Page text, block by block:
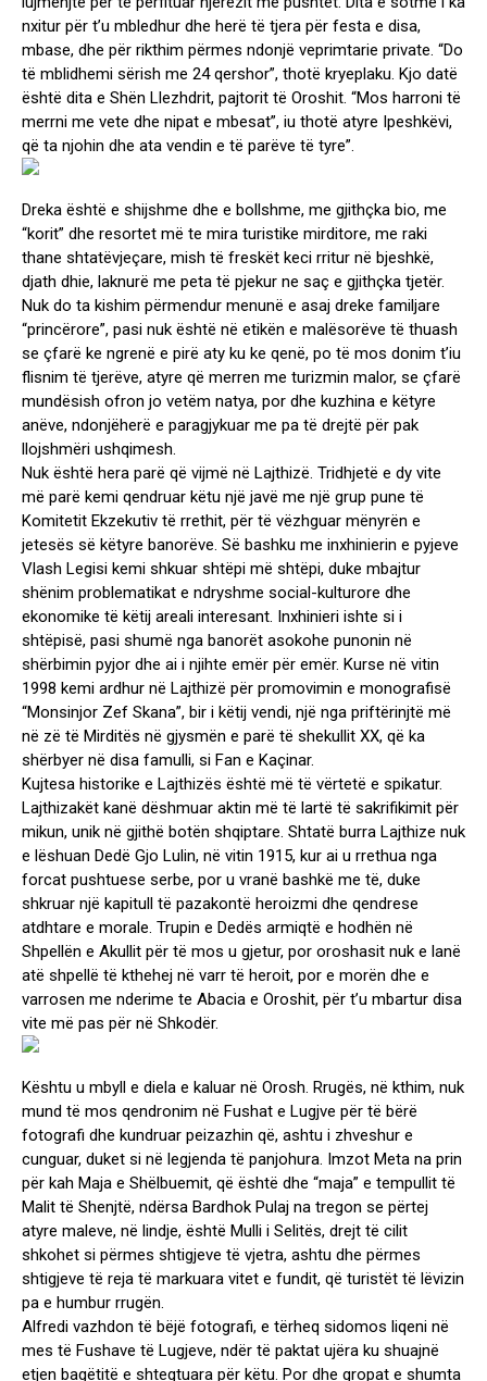
nxitur për t’u mbledhur dhe herë të tjera për festa e disa,
mbase, dhe për rikthim përmes ndonjë veprimtarie private. “Do
të mblidhemi sërish me 24 qershor”, thotë kryeplaku. Kjo datë
është dita e Shën Llezhdrit, pajtorit të Oroshit. “Mos harroni të
merrni me vete dhe nipat e mbesat”, iu thotë atyre Ipeshkëvi,
që ta njohin dhe ata vendin e të parëve të tyre”.
Dreka është e shijshme dhe e bollshme, me gjithçka bio, me
“korit” dhe resortet më te mira turistike mirditore, me raki
thane shtatëvjeçare, mish të freskët keci rritur në bjeshkë,
djath dhie, laknurë me peta të pjekur ne saç e gjithçka tjetër.
Nuk do ta kishim përmendur menunë e asaj dreke familjare
“princërore”, pasi nuk është në etikën e malësorëve të thuash
se çfarë ke ngrenë e pirë aty ku ke qenë, po të mos donim t’iu
flisnim të tjerëve, atyre që merren me turizmin malor, se çfarë
mundësish ofron jo vetëm natya, por dhe kuzhina e këtyre
anëve, ndonjëherë e paragjykuar me pa të drejtë për pak
llojshmëri ushqimesh.
Nuk është hera parë që vijmë në Lajthizë. Tridhjetë e dy vite
më parë kemi qendruar këtu një javë me një grup pune të
Komitetit Ekzekutiv të rrethit, për të vëzhguar mënyrën e
jetesës së këtyre banorëve. Së bashku me inxhinierin e pyjeve
Vlash Legisi kemi shkuar shtëpi më shtëpi, duke mbajtur
shënim problematikat e ndryshme social-kulturore dhe
ekonomike të këtij areali interesant. Inxhinieri ishte si i
shtëpisë, pasi shumë nga banorët asokohe punonin në
shërbimin pyjor dhe ai i njihte emër për emër. Kurse në vitin
1998 kemi ardhur në Lajthizë për promovimin e monografisë
“Monsinjor Zef Skana”, bir i këtij vendi, një nga priftërinjtë më
në zë të Mirditës në gjysmën e parë të shekullit XX, që ka
shërbyer në disa famulli, si Fan e Kaçinar.
Kujtesa historike e Lajthizës është më të vërtetë e spikatur.
Lajthizakët kanë dëshmuar aktin më të lartë të sakrifikimit për
mikun, unik në gjithë botën shqiptare. Shtatë burra Lajthize nuk
e lëshuan Dedë Gjo Lulin, në vitin 1915, kur ai u rrethua nga
forcat pushtuese serbe, por u vranë bashkë me të, duke
shkruar një kapitull të pazakontë heroizmi dhe qendrese
atdhtare e morale. Trupin e Dedës armiqtë e hodhën në
Shpellën e Akullit për të mos u gjetur, por oroshasit nuk e lanë
atë shpellë të kthehej në varr të heroit, por e morën dhe e
varrosen me nderime te Abacia e Oroshit, për t’u mbartur disa
vite më pas për në Shkodër.
Kështu u mbyll e diela e kaluar në Orosh. Rrugës, në kthim, nuk
mund të mos qendronim në Fushat e Lugjve për të bërë
fotografi dhe kundruar peizazhin që, ashtu i zhveshur e
cunguar, duket si në legjenda të panjohura. Imzot Meta na prin
për kah Maja e Shëlbuemit, që është dhe “maja” e tempullit të
Malit të Shenjtë, ndërsa Bardhok Pulaj na tregon se përtej
atyre maleve, në lindje, është Mulli i Selitës, drejt të cilit
shkohet si përmes shtigjeve të vjetra, ashtu dhe përmes
shtigjeve të reja të markuara vitet e fundit, që turistët të lëvizin
pa e humbur rrugën.
Alfredi vazhdon të bëjë fotografi, e tërheq sidomos liqeni në
mes të Fushave të Lugjeve, ndër të paktat ujëra ku shuajnë
etjen bagëtitë e shtegtuara për këtu. Por dhe gropat e shumta